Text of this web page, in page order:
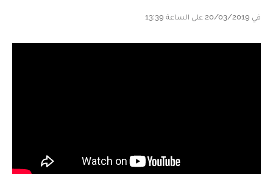
في 20/03/2019 على الساعة 13:39